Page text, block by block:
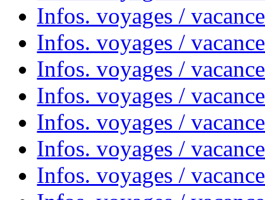
Infos. voyages /
Infos. voyages /
Infos. voyages /
Infos. voyages /
Infos. voyages /
Infos. voyages /
Infos. voyages /